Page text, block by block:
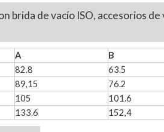
brida de vacío ISO, accesorios
A B
82.8 63.5
89,15 76.2
105 101.6
133.6 152,4